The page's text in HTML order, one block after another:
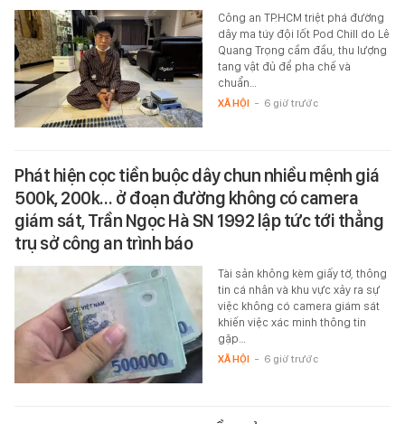
Công an TP.HCM triệt phá đường
dây ma túy đội lốt Pod Chill do Lê
Quang Trọng cầm đầu, thu lượng
tang vật đủ để pha chế và
chuẩn…
XÃ HỘI - 6 giờ trước
Phát hiện cọc tiền buộc dây chun nhiều mệnh giá
500k, 200k… ở đoạn đường không có camera
giám sát, Trần Ngọc Hà SN 1992 lập tức tới thẳng
trụ sở công an trình báo
Tài sản không kèm giấy tờ, thông
tin cá nhân và khu vực xảy ra sự
việc không có camera giám sát
khiến việc xác minh thông tin
gặp…
XÃ HỘI - 6 giờ trước